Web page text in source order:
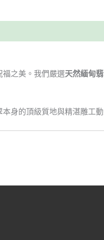
福之美。我們嚴選天然緬甸
身的頂級質地與精湛雕工